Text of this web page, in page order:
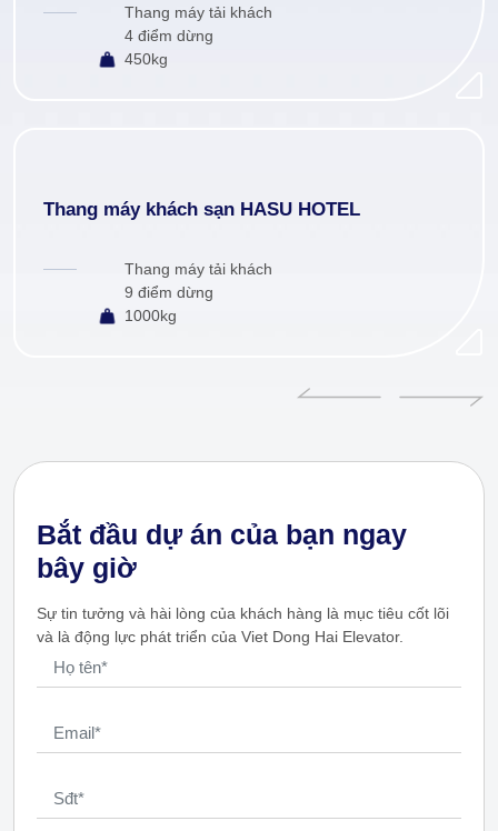
Thang máy tải khách
4 điểm dừng
450kg
Thang máy khách sạn HASU HOTEL
Thang máy tải khách
9 điểm dừng
1000kg
Bắt đầu dự án của bạn ngay
bây giờ
Sự tin tưởng và hài lòng của khách hàng là mục tiêu cốt lõi
và là động lực phát triển của Viet Dong Hai Elevator.